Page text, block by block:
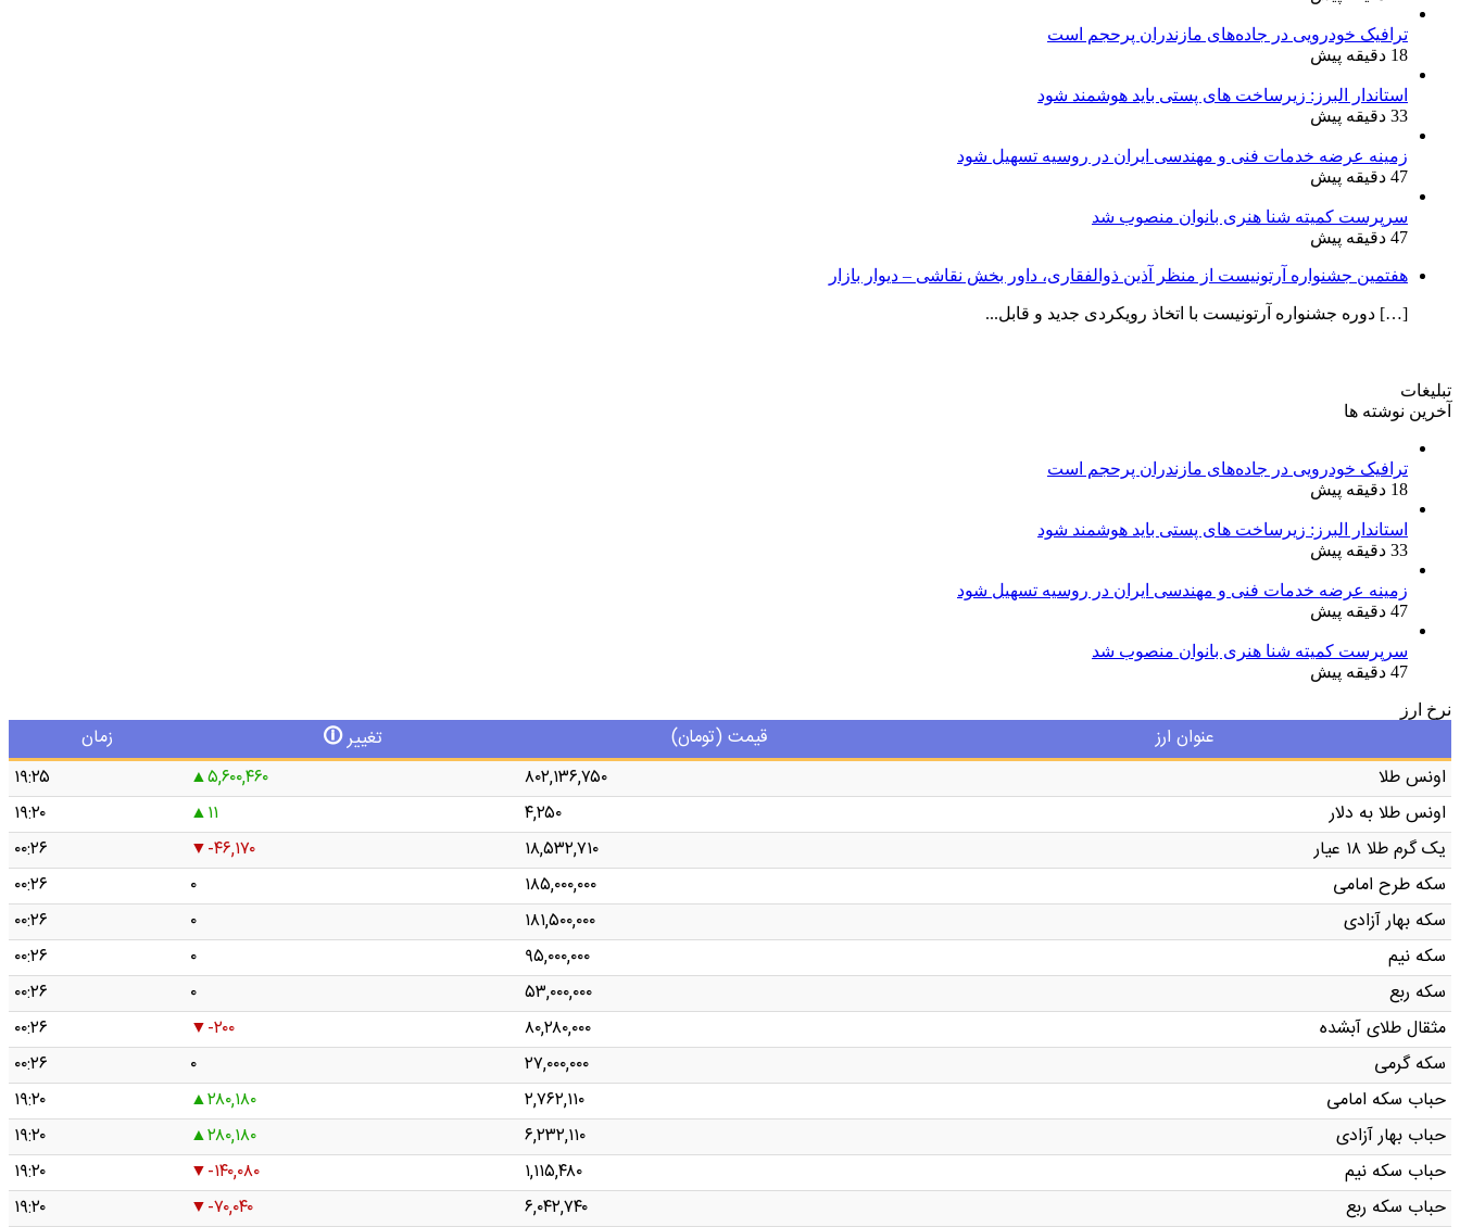
ترافیک خودرویی در جاده‌های مازندران پرحجم است
18 دقیقه پیش
استاندار البرز: زیرساخت های پستی باید هوشمند شود
33 دقیقه پیش
زمینه عرضه خدمات فنی و مهندسی ایران در روسیه تسهیل شود
47 دقیقه پیش
سرپرست کمیته شنا هنری بانوان منصوب شد
47 دقیقه پیش
هفتمین جشنواره آرتونیست از منظر آذین ذوالفقاری، داور بخش نقاشی – دیوار بازار
[…] دوره جشنواره آرتونیست با اتخاذ رویکردی جدید و قابل...
تبلیغات
آخرین نوشته ها
ترافیک خودرویی در جاده‌های مازندران پرحجم است
18 دقیقه پیش
استاندار البرز: زیرساخت های پستی باید هوشمند شود
33 دقیقه پیش
زمینه عرضه خدمات فنی و مهندسی ایران در روسیه تسهیل شود
47 دقیقه پیش
سرپرست کمیته شنا هنری بانوان منصوب شد
47 دقیقه پیش
نرخ ارز
عنوان ارز قیمت (تومان) تغییر🛈
زمان
اونس طلا
۸۰۲,۱۳۶,۷۵۰ ۵,۶۰۰,۴۶۰
۱۹:۲۵
اونس طلا به دلار
۴,۲۵۰ ۱۱
۱۹:۲۰
یک گرم طلا ۱۸ عیار
۱۸,۵۳۲,۷۱۰ -۴۶,۱۷۰
۰۰:۲۶
سکه طرح امامی
۱۸۵,۰۰۰,۰۰۰ ۰
۰۰:۲۶
سکه بهار آزادی
۱۸۱,۵۰۰,۰۰۰ ۰
۰۰:۲۶
سکه نیم
۹۵,۰۰۰,۰۰۰ ۰
۰۰:۲۶
سکه ربع
۵۳,۰۰۰,۰۰۰ ۰
۰۰:۲۶
مثقال طلای آبشده
۸۰,۲۸۰,۰۰۰ -۲۰۰
۰۰:۲۶
سکه گرمی
۲۷,۰۰۰,۰۰۰ ۰
۰۰:۲۶
حباب سکه امامی
۲,۷۶۲,۱۱۰ ۲۸۰,۱۸۰
۱۹:۲۰
حباب بهار آزادی
۶,۲۳۲,۱۱۰ ۲۸۰,۱۸۰
۱۹:۲۰
حباب سکه نیم
۱,۱۱۵,۴۸۰ -۱۴۰,۰۸۰
۱۹:۲۰
حباب سکه ربع
۶,۰۴۲,۷۴۰ -۷۰,۰۴۰
۱۹:۲۰